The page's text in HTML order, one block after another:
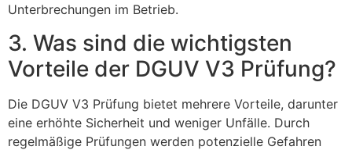
Unterbrechungen im Betrieb.
3. Was sind die wichtigsten
Vorteile der DGUV V3 Prüfung?
Die DGUV V3 Prüfung bietet mehrere Vorteile, darunter
eine erhöhte Sicherheit und weniger Unfälle. Durch
regelmäßige Prüfungen werden potenzielle Gefahren